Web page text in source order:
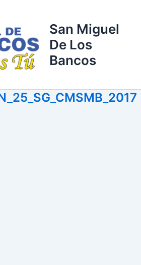
San Miguel
De Los
Bancos